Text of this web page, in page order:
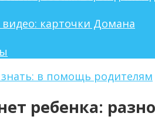
карточки Домана
в помощь родителям
ребенка: